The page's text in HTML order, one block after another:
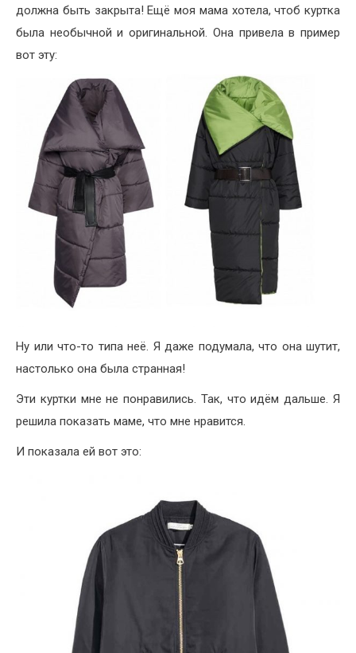
должна быть закрыта! Ещё моя мама хотела, чтоб куртка
была необычной и оригинальной. Она привела в пример
вот эту:
Ну или что-то типа неё. Я даже подумала, что она шутит,
настолько она была странная!
Эти куртки мне не понравились. Так, что идём дальше. Я
решила показать маме, что мне нравится.
И показала ей вот это: